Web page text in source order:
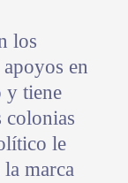
los
en
y tiene
colonias
le
la marca